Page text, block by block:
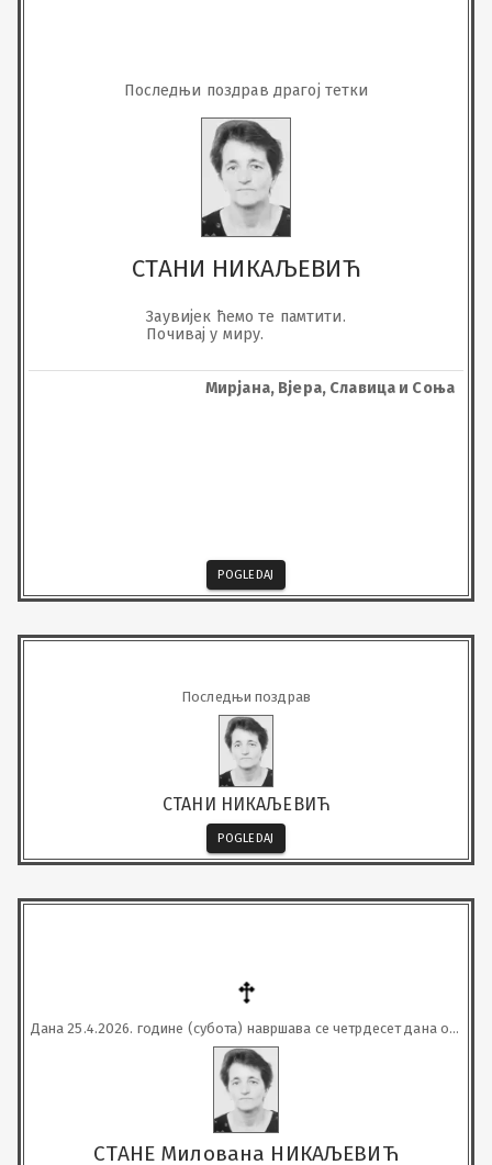
Последњи поздрав драгој тетки
СТАНИ НИКАЉЕВИЋ
Заувијек ћемо те памтити.
Почивај у миру.
Мирјана, Вјера, Славица и Соња
POGLEDAJ
Последњи поздрав
СТАНИ НИКАЉЕВИЋ
POGLEDAJ
Дана 25.4.2026. године (субота) навршава се четрдесет дана од
смрти
СТАНЕ Милована НИКАЉЕВИЋ